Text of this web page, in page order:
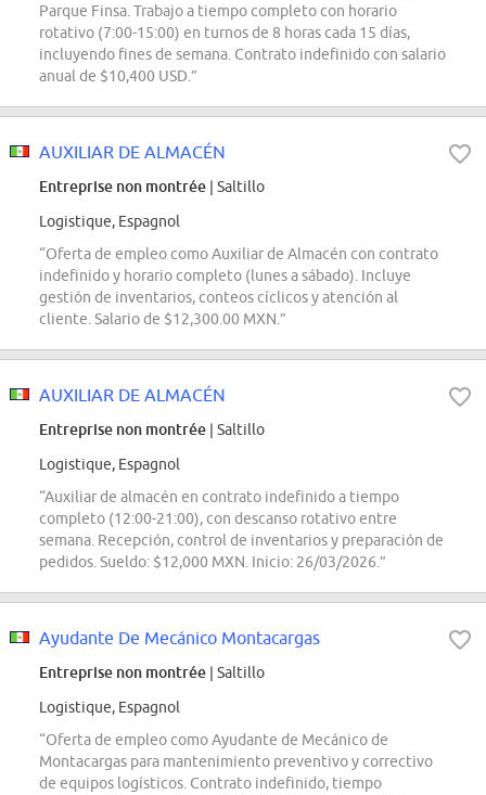
Parque Finsa. Trabajo a tiempo completo con horario
rotativo (7:00-15:00) en turnos de 8 horas cada 15 días,
incluyendo fines de semana. Contrato indefinido con salario
anual de $10,400 USD.”
AUXILIAR DE ALMACÉN
Entreprise non montrée | Saltillo
Logistique, Espagnol
“Oferta de empleo como Auxiliar de Almacén con contrato
indefinido y horario completo (lunes a sábado). Incluye
gestión de inventarios, conteos cíclicos y atención al
cliente. Salario de $12,300.00 MXN.”
AUXILIAR DE ALMACÉN
Entreprise non montrée | Saltillo
Logistique, Espagnol
“Auxiliar de almacén en contrato indefinido a tiempo
completo (12:00-21:00), con descanso rotativo entre
semana. Recepción, control de inventarios y preparación de
pedidos. Sueldo: $12,000 MXN. Inicio: 26/03/2026.”
Ayudante De Mecánico Montacargas
Entreprise non montrée | Saltillo
Logistique, Espagnol
“Oferta de empleo como Ayudante de Mecánico de
Montacargas para mantenimiento preventivo y correctivo
de equipos logísticos. Contrato indefinido, tiempo